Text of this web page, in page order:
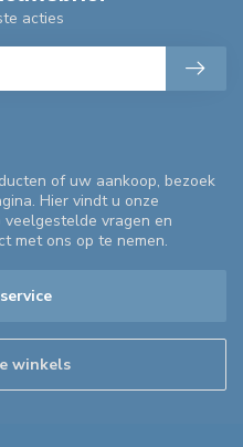
of uw aankoop, bezoek
Hier vindt u onze
vragen en
met ons op te nemen.
winkels
acties